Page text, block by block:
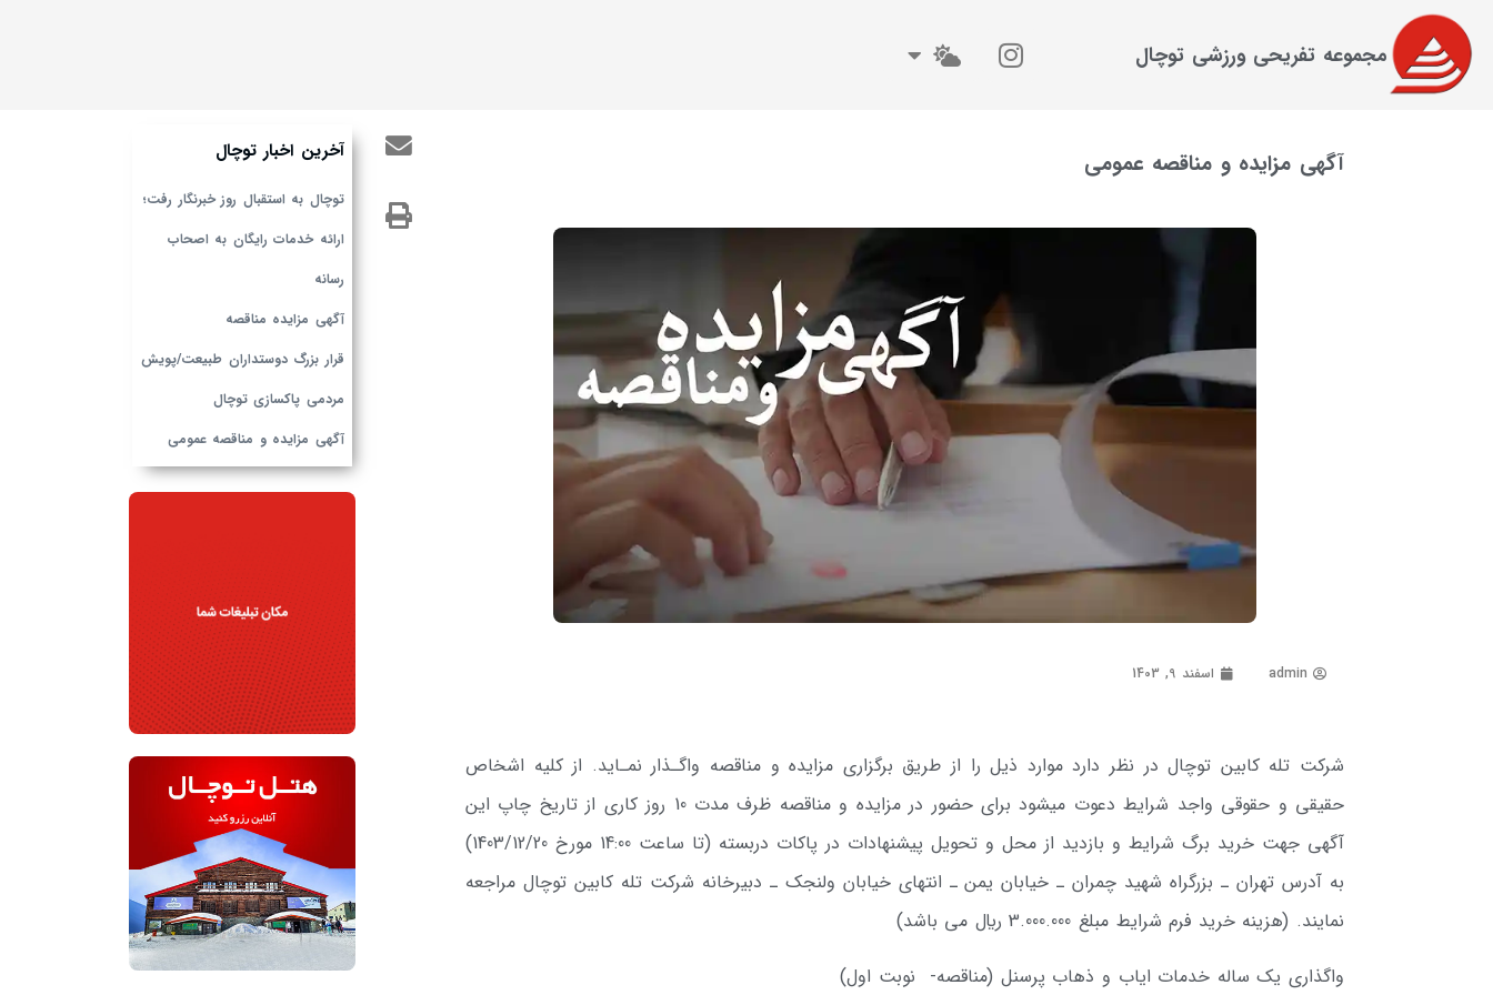
مجموعه تفریحی ورزشی توچال
آگهی مزایده و مناقصه عمومی
admin اسفند 9, 1403
شرکت تله­ کابین توچال در نظر دارد موارد ذیل را از طریق برگزاری مزایده و مناقصه واگـذار نمـاید. از کلیه اشخاص
حقیقی و حقوقی واجد شرایط دعوت می­شود برای حضور در مزایده و مناقصه ظرف مدت 10 روز کاری از تاریخ چاپ این
آگهی جهت خرید برگ شرایط و بازدید از محل و تحویل پیشنهادات در پاکات دربسته (تا ساعت 14:00 مورخ 1403/12/20)
به آدرس تهران ـ بزرگراه شهید چمران ـ خیابان­ یمن ـ انتهای خیابان ولنجک ـ دبیرخانه شرکت تله­ کابین توچال مراجعه
نمایند. (هزینه خرید فرم شرایط مبلغ 3.000.000 ريال می باشد)
واگذاری یک ساله خدمات ایاب و ذهاب پرسنل (مناقصه- نوبت اول)
آخرین اخبار توچال
توچال به استقبال روز خبرنگار رفت؛
ارائه خدمات رایگان به اصحاب
رسانه
آگهی مزایده مناقصه
قرار بزرگ دوستداران طبیعت/پویش
مردمی پاکسازی توچال
آگهی مزایده و مناقصه عمومی